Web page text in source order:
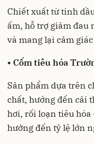
Chiết xuất từ tinh
ấm, hỗ trợ giảm đau
và mang lại cảm
• Cốm tiêu hóa
Sản phẩm dựa trên
chất, hướng đến cải
hơi, rối loạn tiêu
hưởng đến tỷ lệ lớn